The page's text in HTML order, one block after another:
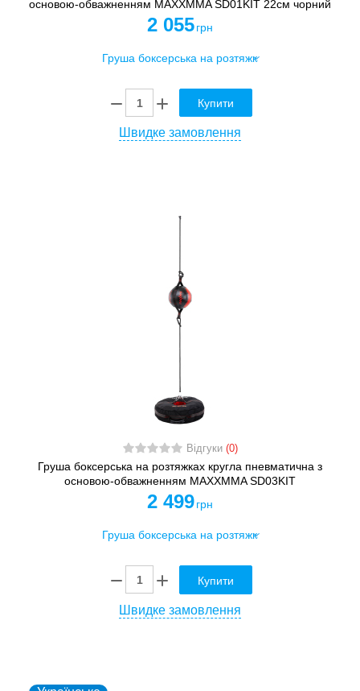
основою-обважненням MAXXMMA SD01KIT 22см чорний
2 055 грн
Купити
Швидке замовлення
Відгуки (0)
Груша боксерська на розтяжках кругла пневматична з
основою-обважненням MAXXMMA SD03KIT
2 499 грн
Купити
Швидке замовлення